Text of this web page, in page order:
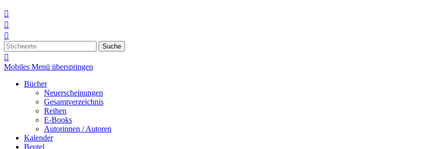



Suche

Mobiles Menü überspringen
Bücher
Neuerscheinungen
Gesamtverzeichnis
Reihen
E-Books
Autorinnen / Autoren
Kalender
Beutel